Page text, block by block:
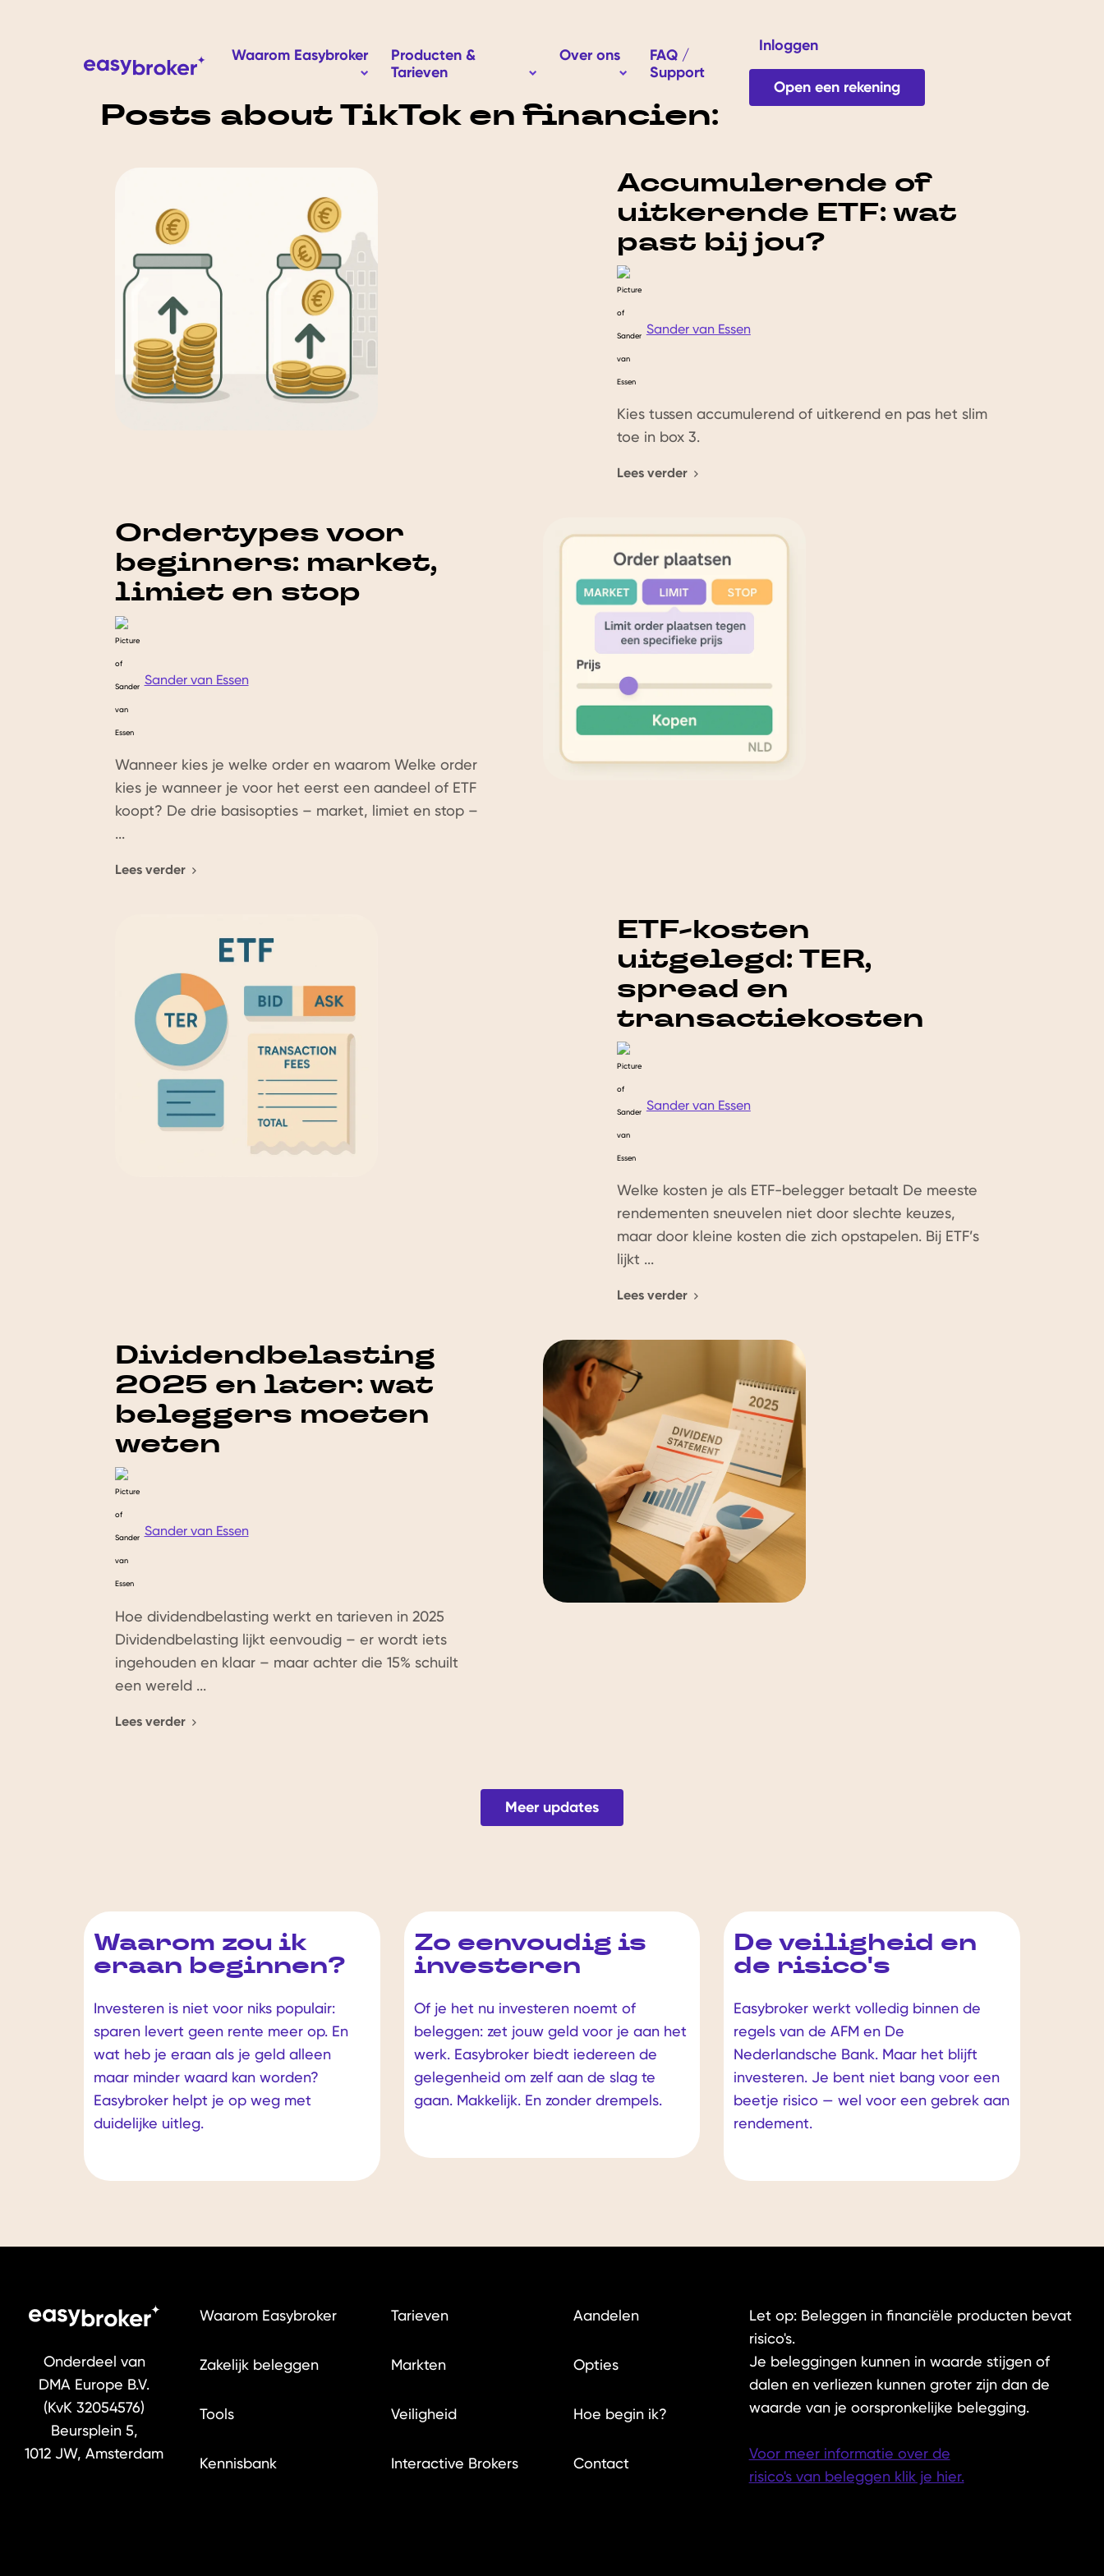
Waarom Easybroker
Show submenu for Waarom Easybroker
Producten &
Tarieven
Show submenu for Producten & Tarieven
Over ons
Show submenu for Over ons
FAQ /
Support
Inloggen
Open een rekening
Posts about TikTok en financien:
Accumulerende of
uitkerende ETF: wat
past bij jou?
Sander van Essen
Kies tussen accumulerend of uitkerend en pas het slim
toe in box 3.
Lees verder
Ordertypes voor
beginners: market,
limiet en stop
Sander van Essen
Wanneer kies je welke order en waarom Welke order
kies je wanneer je voor het eerst een aandeel of ETF
koopt? De drie basisopties – market, limiet en stop –
...
Lees verder
ETF-kosten
uitgelegd: TER,
spread en
transactiekosten
Sander van Essen
Welke kosten je als ETF-belegger betaalt De meeste
rendementen sneuvelen niet door slechte keuzes,
maar door kleine kosten die zich opstapelen. Bij ETF’s
lijkt ...
Lees verder
Dividendbelasting
2025 en later: wat
beleggers moeten
weten
Sander van Essen
Hoe dividendbelasting werkt en tarieven in 2025
Dividendbelasting lijkt eenvoudig – er wordt iets
ingehouden en klaar – maar achter die 15% schuilt
een wereld ...
Lees verder
Meer updates
Waarom zou ik
eraan beginnen?
Investeren is niet voor niks populair:
sparen levert geen rente meer op. En
wat heb je eraan als je geld alleen
maar minder waard kan worden?
Easybroker helpt je op weg met
duidelijke uitleg.
Zo eenvoudig is
investeren
Of je het nu investeren noemt of
beleggen: zet jouw geld voor je aan het
werk. Easybroker biedt iedereen de
gelegenheid om zelf aan de slag te
gaan. Makkelijk. En zonder drempels.
De veiligheid en
de risico's
Easybroker werkt volledig binnen de
regels van de AFM en De
Nederlandsche Bank. Maar het blijft
investeren. Je bent niet bang voor een
beetje risico — wel voor een gebrek aan
rendement.
Onderdeel van
DMA Europe B.V.
(KvK 32054576)
Beursplein 5,
1012 JW, Amsterdam
Waarom Easybroker
Zakelijk beleggen
Tools
Kennisbank
Tarieven
Markten
Veiligheid
Interactive Brokers
Aandelen
Opties
Hoe begin ik?
Contact
Let op: Beleggen in financiële producten bevat
risico's.
Je beleggingen kunnen in waarde stijgen of
dalen en verliezen kunnen groter zijn dan de
waarde van je oorspronkelijke belegging.
Voor meer informatie over de
risico's van beleggen klik je hier.